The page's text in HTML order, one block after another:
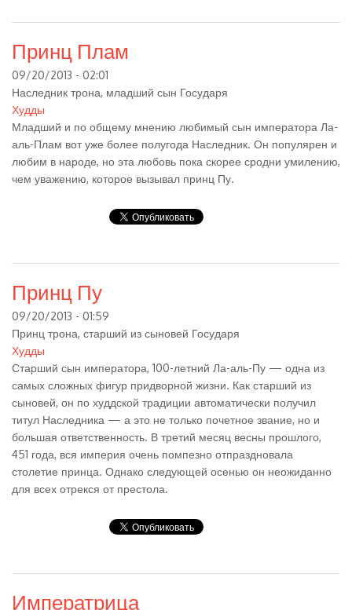
Принц Плам
09/20/2013 - 02:01
Наследник трона, младший сын Государя
Худды
Младший и по общему мнению любимый сын императора Ла-
аль-Плам вот уже более полугода Наследник. Он популярен и
любим в народе, но эта любовь пока скорее сродни умилению,
чем уважению, которое вызывал принц Пу.
Принц Пу
09/20/2013 - 01:59
Принц трона, старший из сыновей Государя
Худды
Старший сын императора, 100-летний Ла-аль-Пу — одна из
самых сложных фигур придворной жизни. Как старший из
сыновей, он по худдской традиции автоматически получил
титул Наследника — а это не только почетное звание, но и
большая ответственность. В третий месяц весны прошлого,
451 года, вся империя очень помпезно отпраздновала
столетие принца. Однако следующей осенью он неожиданно
для всех отрекся от престола.
Императрица